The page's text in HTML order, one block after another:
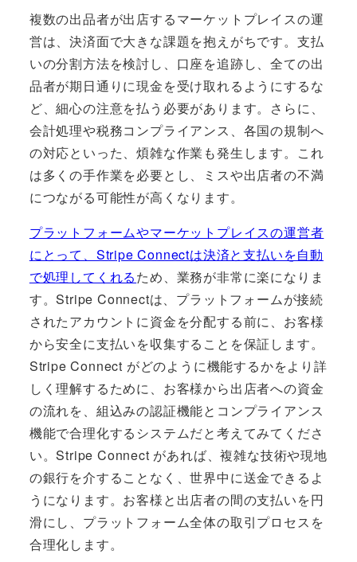
複数の出品者が出店するマーケットプレイスの運
営は、決済面で大きな課題を抱えがちです。支払
いの分割方法を検討し、口座を追跡し、全ての出
品者が期日通りに現金を受け取れるようにするな
ど、細心の注意を払う必要があります。さらに、
会計処理や税務コンプライアンス、各国の規制へ
の対応といった、煩雑な作業も発生します。これ
は多くの手作業を必要とし、ミスや出店者の不満
につながる可能性が高くなります。
プラットフォームやマーケットプレイスの運営者
にとって、Stripe Connectは決済と支払いを自動
で処理してくれるため、業務が非常に楽になりま
す。Stripe Connectは、プラットフォームが接続
されたアカウントに資金を分配する前に、お客様
から安全に支払いを収集することを保証します。
Stripe Connect がどのように機能するかをより詳
しく理解するために、お客様から出店者への資金
の流れを、組込みの認証機能とコンプライアンス
機能で合理化するシステムだと考えてみてくださ
い。Stripe Connect があれば、複雑な技術や現地
の銀行を介することなく、世界中に送金できるよ
うになります。お客様と出店者の間の支払いを円
滑にし、プラットフォーム全体の取引プロセスを
合理化します。